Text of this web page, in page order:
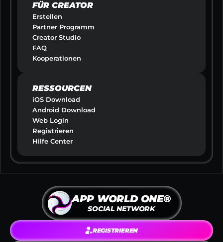
FÜR CREATOR
Erstellen
Partner Programm
Creator Studio
FAQ
Kooperationen
RESSOURCEN
iOS Download
Android Download
Web Login
Registrieren
Hilfe Center
REGISTRIEREN
APP WORLD ONE®
SOCIAL NETWORK